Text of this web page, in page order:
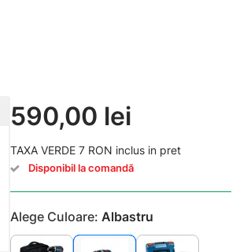
590,00 lei
TAXA VERDE 7 RON inclus in pret
Disponibil la comandă
Alege Culoare: Albastru